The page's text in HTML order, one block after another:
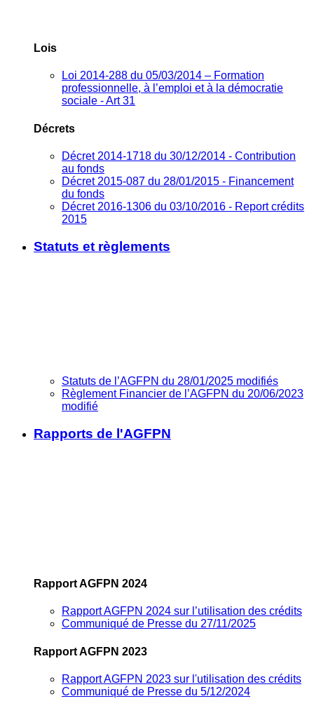
Lois
Loi 2014-288 du 05/03/2014 – Formation
professionnelle, à l’emploi et à la démocratie
sociale - Art 31
Décrets
Décret 2014-1718 du 30/12/2014 - Contribution
au fonds
Décret 2015-087 du 28/01/2015 - Financement
du fonds
Décret 2016-1306 du 03/10/2016 - Report crédits
2015
Statuts et règlements
Statuts de l’AGFPN du 28/01/2025 modifiés
Règlement Financier de l’AGFPN du 20/06/2023
modifié
Rapports de l'AGFPN
Rapport AGFPN 2024
Rapport AGFPN 2024 sur l’utilisation des crédits
Communiqué de Presse du 27/11/2025
Rapport AGFPN 2023
Rapport AGFPN 2023 sur l'utilisation des crédits
Communiqué de Presse du 5/12/2024